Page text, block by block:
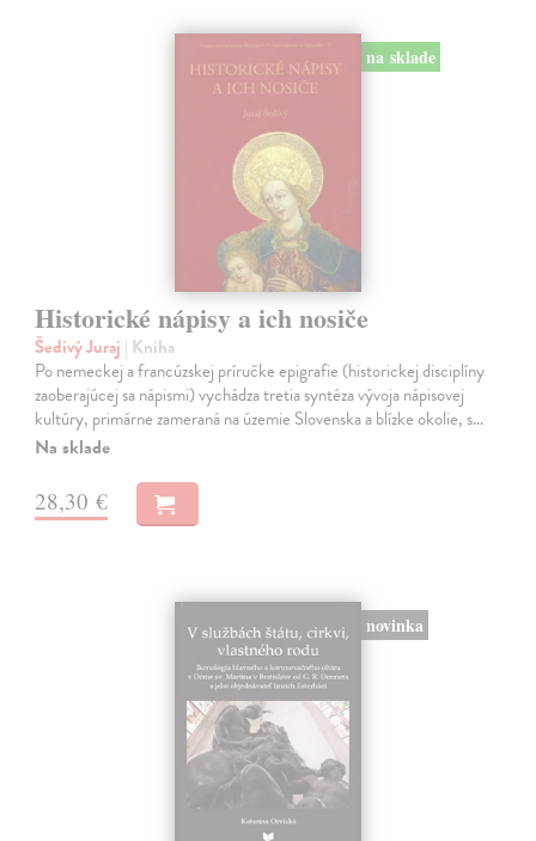
na sklade
Historické nápisy a ich nosiče
Šedivý Juraj | Kniha
Po nemeckej a francúzskej príručke epigrafie (historickej disciplíny
zaoberajúcej sa nápismi) vychádza tretia syntéza vývoja nápisovej
kultúry, primárne zameraná na územie Slovenska a blízke okolie, s…
Na sklade
28,30 €
novinka